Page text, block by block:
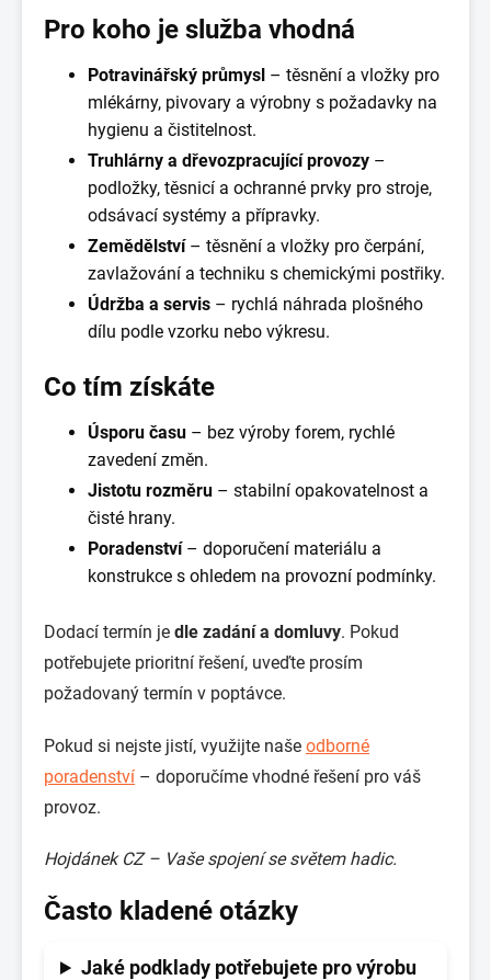
Pro koho je služba vhodná
Potravinářský průmysl – těsnění a vložky pro
mlékárny, pivovary a výrobny s požadavky na
hygienu a čistitelnost.
Truhlárny a dřevozpracující provozy –
podložky, těsnicí a ochranné prvky pro stroje,
odsávací systémy a přípravky.
Zemědělství– těsnění a vložky pro čerpání,
zavlažování a techniku s chemickými postřiky.
Údržba a servis – rychlá náhrada plošného
dílu podle vzorku nebo výkresu.
Co tím získáte
Úsporu času – bez výroby forem, rychlé
zavedení změn.
Jistotu rozměru – stabilní opakovatelnost a
čisté hrany.
Poradenství– doporučení materiálu a
konstrukce s ohledem na provozní podmínky.
Dodací termín je dle zadání a domluvy. Pokud
potřebujete prioritní řešení, uveďte prosím
požadovaný termín v poptávce.
Pokud si nejste jistí, využijte naše odborné
poradenství – doporučíme vhodné řešení pro váš
provoz.
Hojdánek CZ – Vaše spojení se světem hadic.
Často kladené otázky
Jaké podklady potřebujete pro výrobu